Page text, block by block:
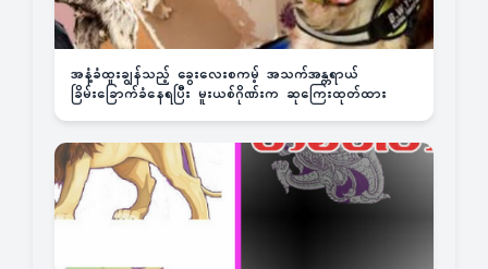
အနံ့ခံထူးချွန်သည့် ခွေးလေးစကမ့် အသက်အန္တရာယ်
ခြိမ်းခြောက်ခံနေရပြီး မူးယစ်ဂိုဏ်းက ဆုကြေးထုတ်ထား